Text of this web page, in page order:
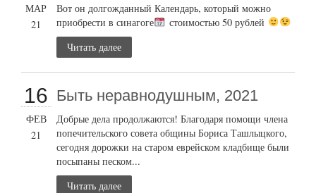
МАР
21
Вот он долгожданный Календарь, который можно
приобрести в синагоге
стоимостью 50 рублей
Читать далее
16
ФЕВ
21
Быть неравнодушным, 2021
Добрые дела продолжаются! Благодаря помощи члена
попечительского совета общины Бориса Ташлыцкого,
сегодня дорожки на старом еврейском кладбище были
посыпаны песком...
Читать далее